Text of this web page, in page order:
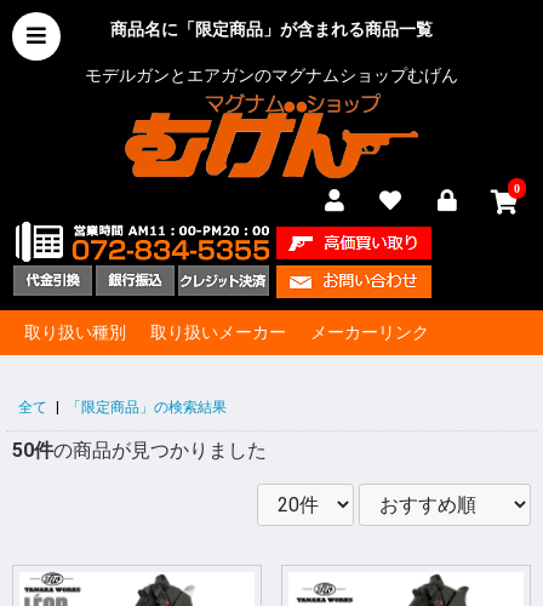
商品名に「限定商品」が含まれる商品一覧
モデルガンとエアガンのマグナムショップむげん
0
取り扱い種別 取り扱いメーカー メーカーリンク
全て 「限定商品」の検索結果
50件の商品が見つかりました